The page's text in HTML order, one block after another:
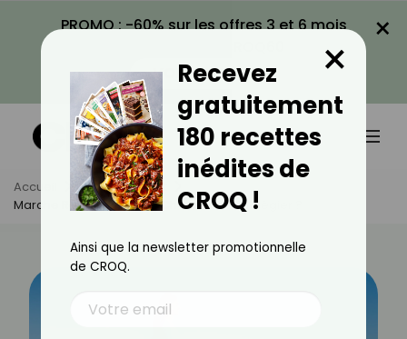
PROMO : -60% sur les offres 3 et 6 mois
VOIR LA PROMO
×
Accueil Actus
Sport
Marche Rapide : Quelles Chaussures Privilégier ?
Recevez
gratuitement
180 recettes
inédites de
CROQ !
×
Ainsi que la newsletter promotionnelle
de CROQ.